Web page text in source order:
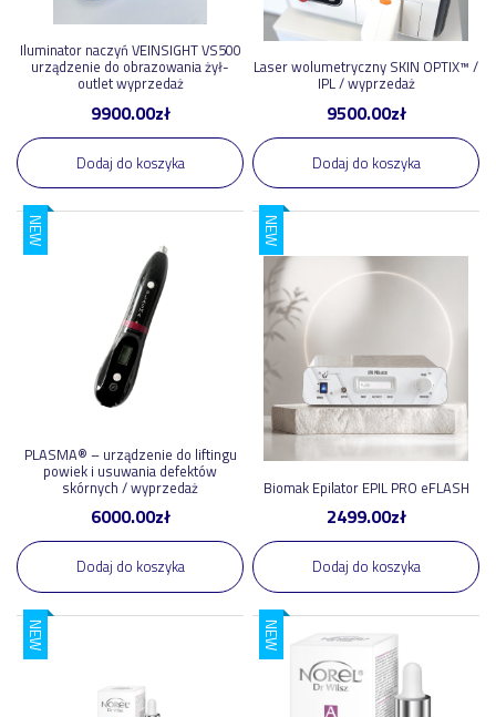
Pokaż polecane
Producent
Farmona 7
Global Beauty Grup S.J. 2
O-Medic
pokaż więcej
Tag
outlet 3
elektrokoagulacja
pokaż więcej
Iluminator naczyń VEINSIGHT VS500
urządzenie do obrazowania żył-
outlet wyprzedaż
9900.00zł
Dodaj do koszyka
Laser wolumetryczny SKIN OPTIX™ /
IPL / wyprzedaż
9500.00zł
Dodaj do koszyka
NEW
PLASMA® – urządzenie do liftingu
powiek i usuwania defektów
skórnych / wyprzedaż
6000.00zł
Dodaj do koszyka
NEW
Biomak Epilator EPIL PRO eFLASH
2499.00zł
Dodaj do koszyka
NEW NEW